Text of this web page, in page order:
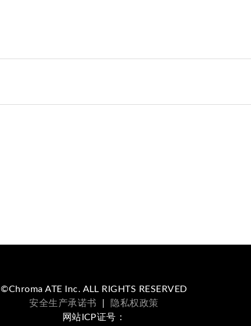
©Chroma ATE Inc. ALL RIGHTS RESERVED
安全生产承诺书
隐私权政策
网站ICP证号：